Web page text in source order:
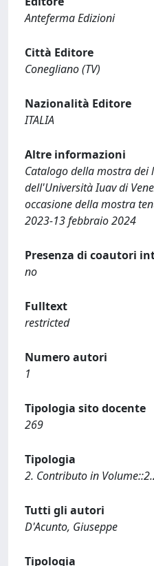
Anteferma Edizioni
Città Editore
Conegliano (TV)
Nazionalità Editore
ITALIA
Altre informazioni
Catalogo della mostra dei
dell'Università Iuav di
occasione della mostra
2023-13 febbraio 2024
Presenza di coautori
no
Fulltext
restricted
Numero autori
1
Tipologia sito docente
269
Tipologia
2. Contributo in
Tutti gli autori
D'Acunto, Giuseppe
Tipologia